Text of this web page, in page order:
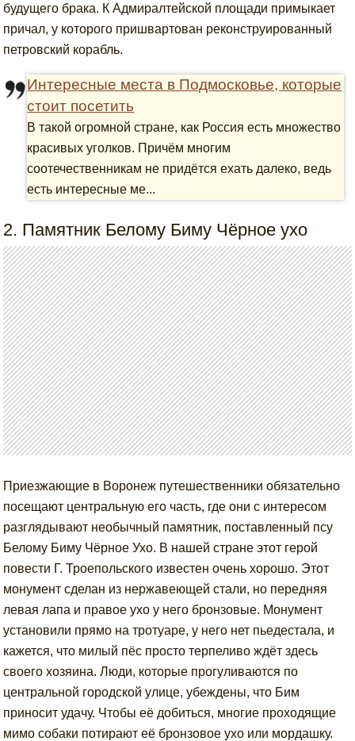
будущего брака. К Адмиралтейской площади примыкает
причал, у которого пришвартован реконструированный
петровский корабль.
Интересные места в Подмосковье, которые
стоит посетить
В такой огромной стране, как Россия есть множество
красивых уголков. Причём многим
соотечественникам не придётся ехать далеко, ведь
есть интересные ме...
2. Памятник Белому Биму Чёрное ухо
Приезжающие в Воронеж путешественники обязательно
посещают центральную его часть, где они с интересом
разглядывают необычный памятник, поставленный псу
Белому Биму Чёрное Ухо. В нашей стране этот герой
повести Г. Троепольского известен очень хорошо. Этот
монумент сделан из нержавеющей стали, но передняя
левая лапа и правое ухо у него бронзовые. Монумент
установили прямо на тротуаре, у него нет пьедестала, и
кажется, что милый пёс просто терпеливо ждёт здесь
своего хозяина. Люди, которые прогуливаются по
центральной городской улице, убеждены, что Бим
приносит удачу. Чтобы её добиться, многие проходящие
мимо собаки потирают её бронзовое ухо или мордашку.